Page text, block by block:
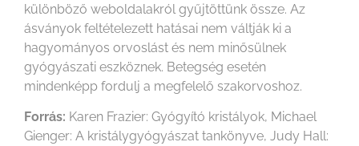
különböző weboldalakról gyűjtöttünk össze. Az
ásványok feltételezett hatásai nem váltják ki a
hagyományos orvoslást és nem minősülnek
gyógyászati eszköznek. Betegség esetén
mindenképp fordulj a megfelelő szakorvoshoz.
Forrás: Karen Frazier: Gyógyító kristályok, Michael
Gienger: A kristálygyógyászat tankönyve, Judy Hall: